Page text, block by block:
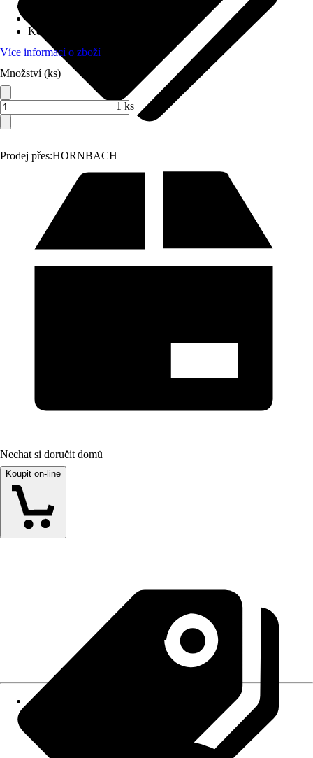
Prodej přes:HORNBACH
Kód výrobku
Více informací o zboží
Množství (ks)
1 ks
Nechat si doručit domů
Koupit on-line